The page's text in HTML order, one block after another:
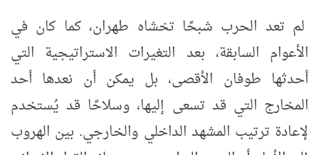
لم تعد الحرب شبحًا تخشاه طهران، كما كان في
الأعوام السابقة، بعد التغيرات الاستراتيجية التي
أحدثها طوفان الأقصى، بل يمكن أن نعدها أحد
المخارج التي قد تسعى إليها، وسلاحًا قد يُستخدم
لإعادة ترتيب المشهد الداخلي والخارجي. بين الهروب